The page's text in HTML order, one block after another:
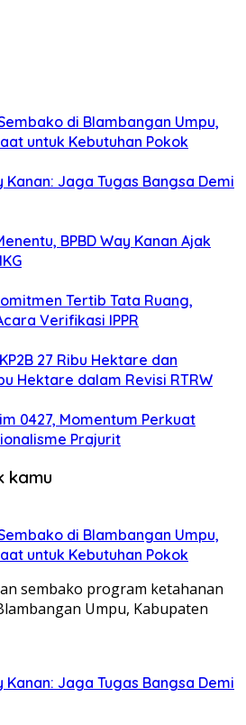
di Blambangan Umpu,
untuk Kebutuhan Pokok
Kanan: Jaga Tugas Bangsa Demi
BPBD Way Kanan Ajak
Tertib Tata Ruang,
Verifikasi IPPR
27 Ribu Hektare dan
Hektare dalam Revisi RTRW
0427, Momentum Perkuat
Prajurit
kamu
di Blambangan Umpu,
untuk Kebutuhan Pokok
sembako program ketahanan
Umpu, Kabupaten
Kanan: Jaga Tugas Bangsa Demi